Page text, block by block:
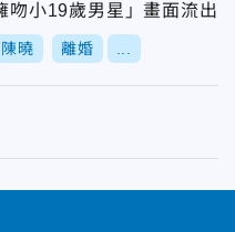
吻小19歲男星」畫面流出
陳曉 離婚